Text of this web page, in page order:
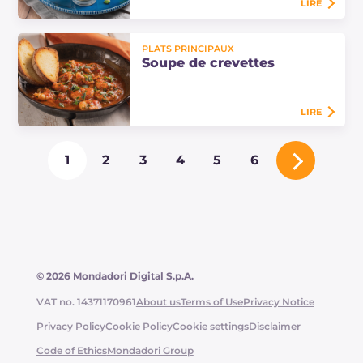
apéritif facile et spectaculaire avec
des taralli, du fromage et des
LIRE
PLATS PRINCIPAUX
Soupe de crevettes
Découvrez la soupe de crevettes et
gingembre : une entrée parfumée
et savoureuse, préparée avec de la
LIRE
1 2 3 4 5 6
© 2026 Mondadori Digital S.p.A.
VAT no. 14371170961About usTerms of UsePrivacy Notice
Privacy PolicyCookie PolicyCookie settingsDisclaimer
Code of EthicsMondadori Group